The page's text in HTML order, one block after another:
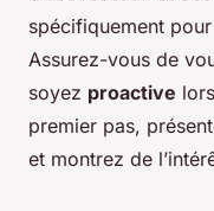
spécifiquement
Assurez-vous de
soyez proactive
premier pas,
et montrez de